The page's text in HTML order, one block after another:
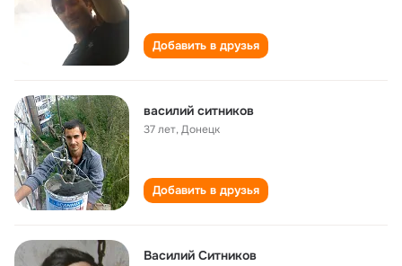
Добавить в друзья
василий ситников
37 лет,Донецк
Добавить в друзья
Василий Ситников